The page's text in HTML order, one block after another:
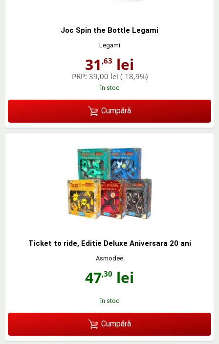
Joc Spin the Bottle Legami
Legami
31 ,63 lei
PRP: 39,00 lei (-18,9%)
în stoc
Cumpără
Ticket to ride, Editie Deluxe Aniversara 20 ani
Asmodee
47,30 lei
în stoc
Cumpără